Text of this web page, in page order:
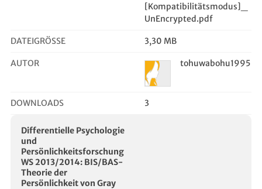
[Kompatibilitätsmodus]_
UnEncrypted.pdf
DATEIGRÖSSE 3,30 MB
AUTOR tohuwabohu1995
DOWNLOADS 3
Differentielle Psychologie
und
Persönlichkeitsforschung
WS 2013/2014: BIS/BAS-
Theorie der
Persönlichkeit von Gray